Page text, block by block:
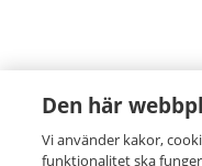
Den här
Vi använder kakor,
funktionalitet ska